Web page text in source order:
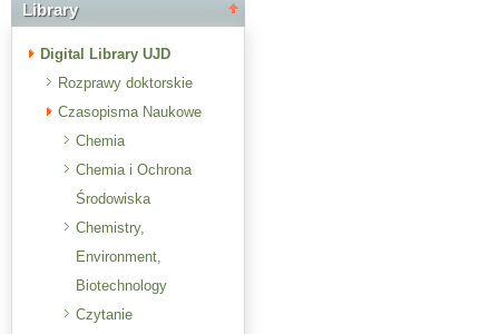
Library
Digital Library UJD
Rozprawy doktorskie
Czasopisma Naukowe
Chemia
Chemia i Ochrona
Środowiska
Chemistry,
Environment,
Biotechnology
Czytanie